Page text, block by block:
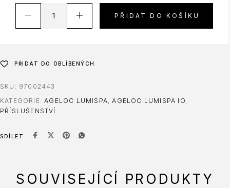
PŘIDAT DO KOŠÍKU
PŘIDAT DO OBLÍBENÝCH
SKU: 97002443
KATEGORIE:AGELOC LUMISPA,AGELOC LUMISPA IO,
PŘÍSLUŠENSTVÍ
SDÍLET
SOUVISEJÍCÍ PRODUKTY